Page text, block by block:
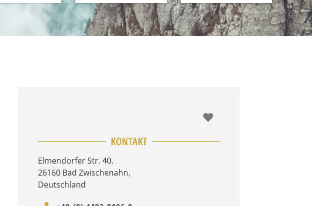
KONTAKT
Elmendorfer Str. 40,
26160 Bad Zwischenahn,
Deutschland